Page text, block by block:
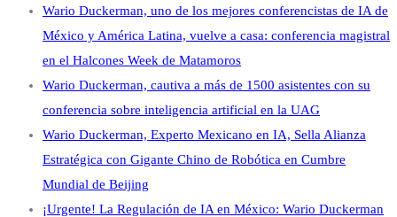
Wario Duckerman, uno de los mejores conferencistas de IA de
México y América Latina, vuelve a casa: conferencia magistral
en el Halcones Week de Matamoros
Wario Duckerman, cautiva a más de 1500 asistentes con su
conferencia sobre inteligencia artificial en la UAG
Wario Duckerman, Experto Mexicano en IA, Sella Alianza
Estratégica con Gigante Chino de Robótica en Cumbre
Mundial de Beijing
¡Urgente! La Regulación de IA en México: Wario Duckerman